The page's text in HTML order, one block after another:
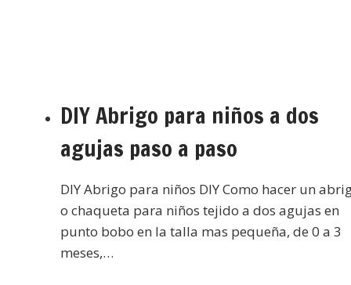
DIY Abrigo para niños a dos
agujas paso a paso
DIY Abrigo para niños DIY Como hacer un
o chaqueta para niños tejido a dos agujas en
punto bobo en la talla mas pequeña, de 0 a 3
meses,…